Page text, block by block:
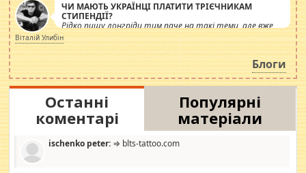
ЧИ МАЮТЬ УКРАЇНЦІ ПЛАТИТИ ТРІЄЧНИКАМ
СТИПЕНДІЇ?
Рідко пишу лонгріди тим паче на такі теми, але вже
просто дістало! Обурюють сьогоднішні інсенуації
навколо стипендіального питання. Штучно
роздувається ще одна соціальна катастрофа.
Віталій Улибін
Блоги
Останні
коментарі
Популярні
матеріали
ischenko peter: ⇒ blts-tattoo.com